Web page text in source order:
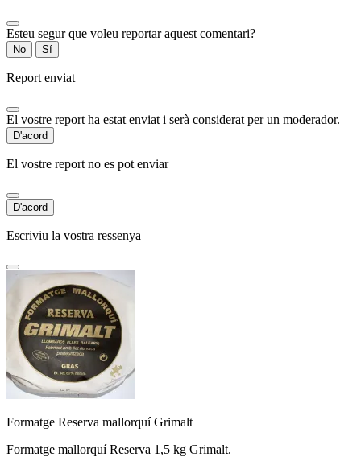
Esteu segur que voleu reportar aquest comentari?
No Sí
Report enviat
El vostre report ha estat enviat i serà considerat per un moderador.
D'acord
El vostre report no es pot enviar
D'acord
Escriviu la vostra ressenya
Formatge Reserva mallorquí Grimalt
Formatge mallorquí Reserva 1,5 kg Grimalt.